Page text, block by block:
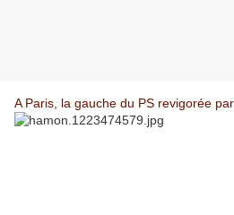
A Paris, la gauche du PS revigorée